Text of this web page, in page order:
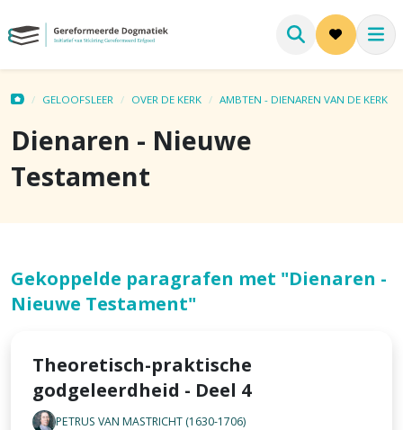
GELOOFSLEER OVER DE KERK AMBTEN - DIENAREN VAN DE KERK
Dienaren - Nieuwe
Testament
Gekoppelde paragrafen met "Dienaren -
Nieuwe Testament"
Theoretisch-praktische
godgeleerdheid - Deel 4
PETRUS VAN MASTRICHT (1630-1706)